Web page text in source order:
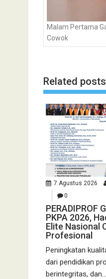
Malam Pertama
Cowok
Related posts
7 Agustus 2026
0
PERADIPROF
PKPA 2026,
Elite Nasional
Profesional
Peningkatan
dari pendidikan
berintegritas, dan...